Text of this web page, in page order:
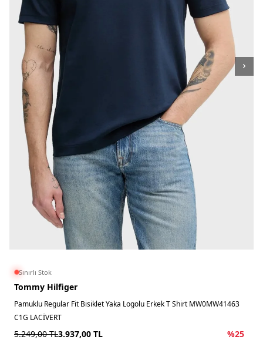
Sınırlı Stok
Tommy Hilfiger
Pamuklu Regular Fit Bisiklet Yaka Logolu Erkek T Shirt MW0MW41463
C1G LACİVERT
5.249,00TL3.937,00 TL %25